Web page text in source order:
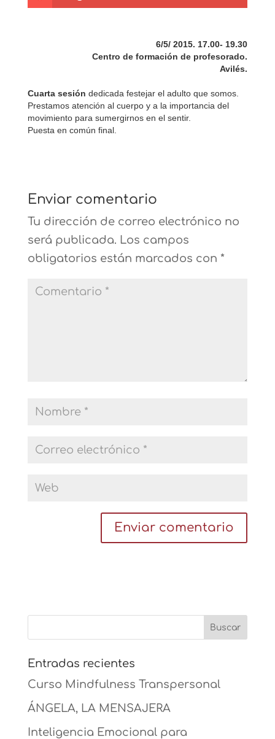
6/5/ 2015.17.00- 19.30
Centro de formación de profesorado.
Avilés.
Cuarta sesión dedicada festejar el adulto que somos.
Prestamos atención al cuerpo y a la importancia del
movimiento para sumergirnos en el sentir.
Puesta en común final.
Enviar comentario
Tu dirección de correo electrónico no
será publicada. Los campos
obligatorios están marcados con *
Entradas recientes
Curso Mindfulness Transpersonal
ÁNGELA, LA MENSAJERA
Inteligencia Emocional para